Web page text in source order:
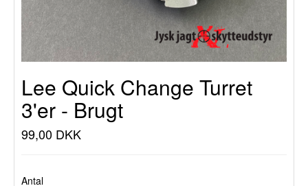
Lee Quick Change Turret
3'er - Brugt
99,00 DKK
Antal